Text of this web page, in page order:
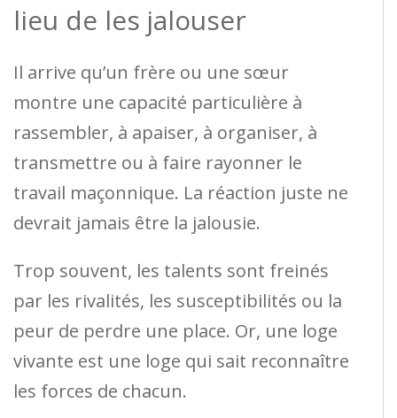
lieu de les jalouser
Il arrive qu’un frère ou une sœur
montre une capacité particulière à
rassembler, à apaiser, à organiser, à
transmettre ou à faire rayonner le
travail maçonnique. La réaction juste ne
devrait jamais être la jalousie.
Trop souvent, les talents sont freinés
par les rivalités, les susceptibilités ou la
peur de perdre une place. Or, une loge
vivante est une loge qui sait reconnaître
les forces de chacun.